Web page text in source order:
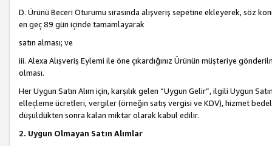
D. Ürünü Beceri Oturumu sırasında alışveriş sepetine ekleyerek, söz
en geç 89 gün içinde tamamlayarak
satın alması; ve
iii. Alexa Alışveriş Eylemi ile öne çıkardığınız Ürünün müşteriye
olması.
Her Uygun Satın Alım için, karşılık gelen “Uygun Gelir”, ilgili Uygun
elleçleme ücretleri, vergiler (örneğin satış vergisi ve KDV), hizmet
düşüldükten sonra kalan miktar olarak kabul edilir.
2. Uygun Olmayan Satın Alımlar